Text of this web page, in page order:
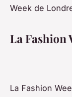
Week de
La Fashion
La Fashion